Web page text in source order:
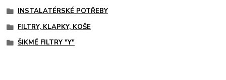
INSTALATÉRSKÉ POTŘEBY
FILTRY, KLAPKY, KOŠE
ŠIKMÉ FILTRY "Y"